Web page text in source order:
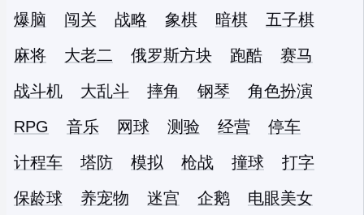
爆脑
闯关 战略 象棋 暗棋
五子棋
麻将
大老二 俄罗斯方块 跑酷
赛马
战斗机
大乱斗 摔角 钢琴
角色扮演
RPG
音乐 网球 测验 经营
停车
计程车
塔防 模拟 枪战 撞球
打字
保龄球
养宠物 迷宫 企鹅
电眼美女